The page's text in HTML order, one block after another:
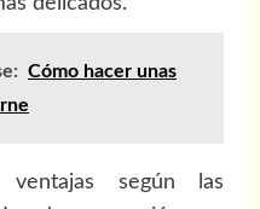
Cómo hacer unas
según las